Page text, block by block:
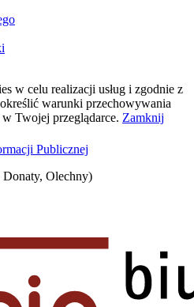
w celu realizacji usług i zgodnie z
warunki przechowywania
w Twojej przeglądarce. Zamknij
Publicznej
Donaty, Olechny)